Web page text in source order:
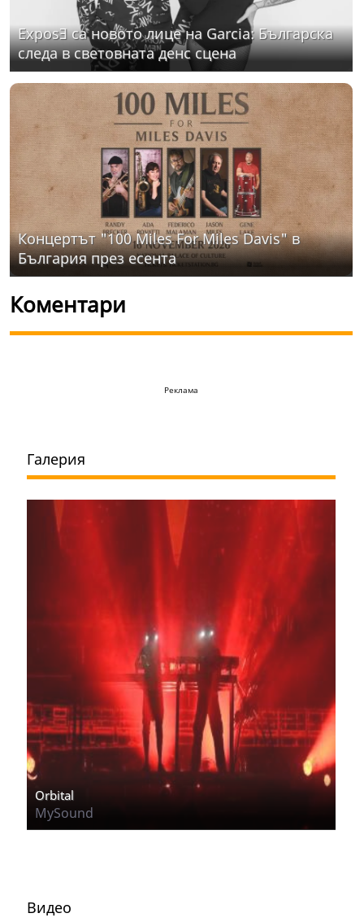
ExposƎ са новото лице на Garcia: Българска
следа в световната денс сцена
Концертът "100 Miles For Miles Davis" в
България през есента
Коментари
Реклама
Галерия
Orbital
MySound
Видео